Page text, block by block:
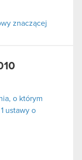
znaczącej
o którym
ustawy o